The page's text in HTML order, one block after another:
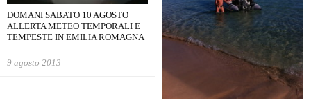
DOMANI SABATO 10 AGOSTO
ALLERTA METEO TEMPORALI E
TEMPESTE IN EMILIA ROMAGNA
9 agosto 2013